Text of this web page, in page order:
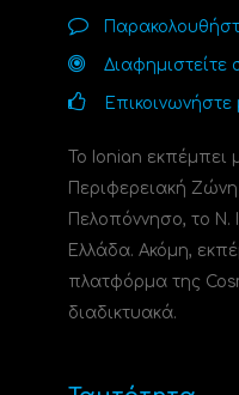
Διαφημιστείτε
Επικοινωνήστε
Το Ionian
Περιφερειακή
Πελοπόννησο, το N.
Ελλάδα. Ακόμη,
πλατφόρμα της
διαδικτυακά.